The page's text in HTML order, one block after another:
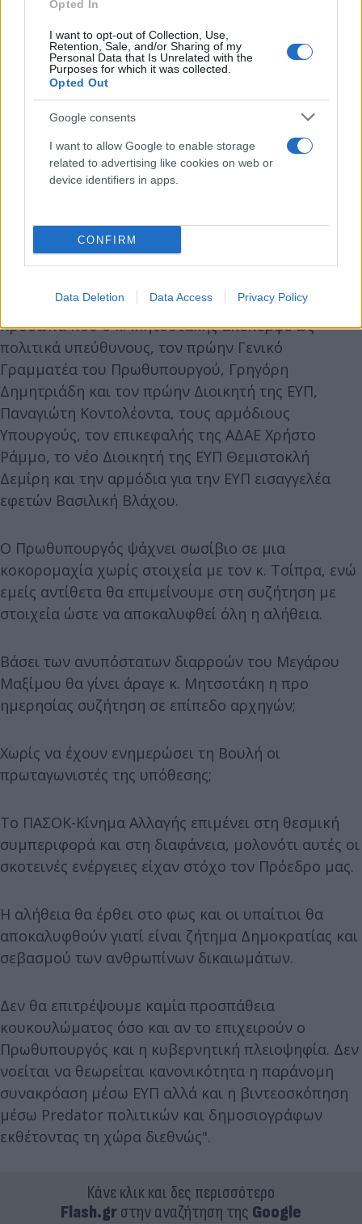
Opted In
I want to opt-out of Collection, Use,
Retention, Sale, and/or Sharing of my
Personal Data that Is Unrelated with the
Purposes for which it was collected.
Opted Out
Google consents
I want to allow Google to enable storage
related to advertising like cookies on web or
device identifiers in apps.
CONFIRM
Data Deletion Data Access Privacy Policy
Μητσοτάκη είναι η στείρα τοξική πολιτική
αντιπαράθεση με τελικό στόχο τη συγκάλυψη.
Σήμερα στη Διάσκεψη των Προέδρων έπεσε και το
τελευταίο φύλλο συκής. Η κυβερνητική
πλειοψηφία, απέναντι σε όλα τα κόμματα, επέβαλε
να προηγηθεί η προ ημερησίας συζήτηση σε
επίπεδο αρχηγών και όχι να συγκληθεί αμέσως η
κατατεθούν όλα τα στοιχεία για την
αντισυνταγματική παρακολούθηση από την ΕΥΠ
και την χρήση του Predator στην Ελλάδα από τα
πρόσωπα που ο κ. Μητσοτάκης απέπεμψε ως
πολιτικά υπεύθυνους, τον πρώην Γενικό
Γραμματέα του Πρωθυπουργού, Γρηγόρη
Δημητριάδη και τον πρώην Διοικητή της ΕΥΠ,
Παναγιώτη Κοντολέοντα, τους αρμόδιους
Υπουργούς, τον επικεφαλής της ΑΔΑΕ Χρήστο
Ράμμο, το νέο Διοικητή της ΕΥΠ Θεμιστοκλή
Δεμίρη και την αρμόδια για την ΕΥΠ εισαγγελέα
εφετών Βασιλική Βλάχου.
Ο Πρωθυπουργός ψάχνει σωσίβιο σε μια
κοκορομαχία χωρίς στοιχεία με τον κ. Τσίπρα, ενώ
εμείς αντίθετα θα επιμείνουμε στη συζήτηση με
στοιχεία ώστε να αποκαλυφθεί όλη η αλήθεια.
Βάσει των ανυπόστατων διαρροών του Μεγάρου
Μαξίμου θα γίνει άραγε κ. Μητσοτάκη η προ
ημερησίας συζήτηση σε επίπεδο αρχηγών;
Χωρίς να έχουν ενημερώσει τη Βουλή οι
πρωταγωνιστές της υπόθεσης;
Το ΠΑΣΟΚ-Κίνημα Αλλαγής επιμένει στη θεσμική
συμπεριφορά και στη διαφάνεια, μολονότι αυτές οι
σκοτεινές ενέργειες είχαν στόχο τον Πρόεδρο μας.
Η αλήθεια θα έρθει στο φως και οι υπαίτιοι θα
αποκαλυφθούν γιατί είναι ζήτημα Δημοκρατίας και
σεβασμού των ανθρωπίνων δικαιωμάτων.
Δεν θα επιτρέψουμε καμία προσπάθεια
κουκουλώματος όσο και αν το επιχειρούν ο
Πρωθυπουργός και η κυβερνητική πλειοψηφία. Δεν
νοείται να θεωρείται κανονικότητα η παράνομη
συνακρόαση μέσω ΕΥΠ αλλά και η βιντεοσκόπηση
μέσω Predator πολιτικών και δημοσιογράφων
εκθέτοντας τη χώρα διεθνώς".
Κάνε κλικ και δες περισσότερο
Flash.grστην αναζήτηση της Google